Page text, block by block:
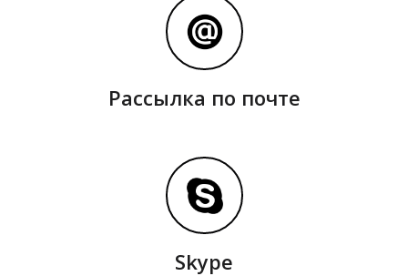
О
Рассылка по почте
Skype